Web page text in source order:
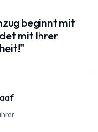
beginnt mit
mit Ihrer